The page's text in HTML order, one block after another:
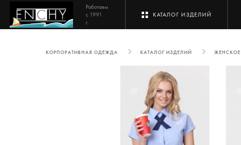
Работаем
с 1991
г.
КАТАЛОГ ИЗДЕЛИЙ
КОРПОРАТИВНАЯ ОДЕЖДА КАТАЛОГ ИЗДЕЛИЙ ЖЕНСКОЕ